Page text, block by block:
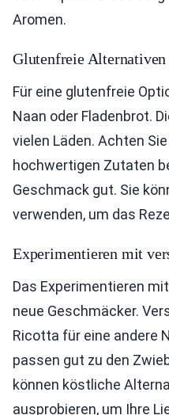
Aromen.
Glutenfreie Alternativen
Für eine glutenfreie
Naan oder Fladenbrot.
vielen Läden. Achten
hochwertigen Zutaten
Geschmack gut. Sie
verwenden, um das
Experimentieren mit
Das Experimentieren
neue Geschmäcker.
Ricotta für eine andere
passen gut zu den
können köstliche
ausprobieren, um Ihre